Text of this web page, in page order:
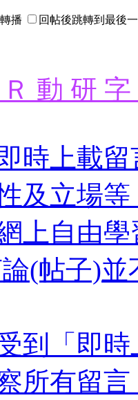
播 回帖後跳轉到最後
Ｒ 動 研
時上載
及立場
上自由
(帖子)
到「即
所有留